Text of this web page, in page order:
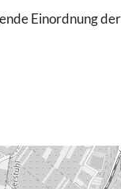
Einordnung